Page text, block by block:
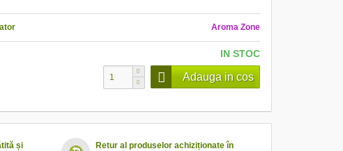
Aroma Zone
IN STOC
Adauga in cos
și
Retur al produselor achiziționate în